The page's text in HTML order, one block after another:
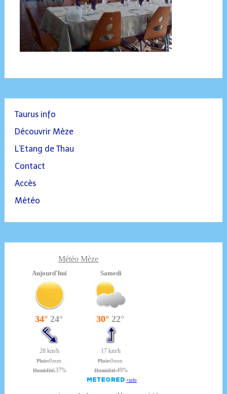
Taurus info
Découvrir Mèze
L’Etang de Thau
Contact
Accès
Météo
Météo Mèze